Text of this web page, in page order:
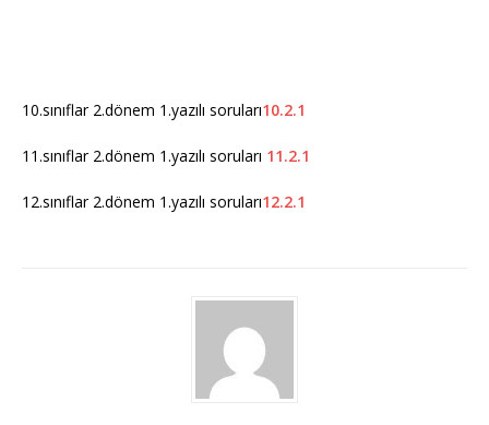
10.sınıflar 2.dönem 1.yazılı soruları10.2.1
11.sınıflar 2.dönem 1.yazılı soruları 11.2.1
12.sınıflar 2.dönem 1.yazılı soruları12.2.1